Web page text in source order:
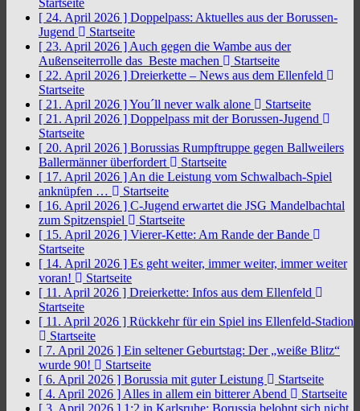
Startseite
[ 24. April 2026 ] Doppelpass: Aktuelles aus der Borussen-
Jugend
Startseite
[ 23. April 2026 ] Auch gegen die Wambe aus der
Außenseiterrolle das Beste machen
Startseite
[ 22. April 2026 ] Dreierkette – News aus dem Ellenfeld
Startseite
[ 21. April 2026 ]You´ll never walk alone
Startseite
[ 21. April 2026 ] Doppelpass mit der Borussen-Jugend
Startseite
[ 20. April 2026 ] Borussias Rumpftruppe gegen Ballweilers
Ballermänner überfordert
Startseite
[ 17. April 2026 ] An die Leistung vom Schwalbach-Spiel
anknüpfen …
Startseite
[ 16. April 2026 ] C-Jugend erwartet die JSG Mandelbachtal
zum Spitzenspiel
Startseite
[ 15. April 2026 ] Vierer-Kette: Am Rande der Bande
Startseite
[ 14. April 2026 ] Es geht weiter, immer weiter, immer weiter
voran!
Startseite
[ 11. April 2026 ] Dreierkette: Infos aus dem Ellenfeld
Startseite
[ 11. April 2026 ] Rückkehr für ein Spiel ins Ellenfeld-Stadion
Startseite
[ 7. April 2026 ] Ein seltener Geburtstag: Der „weiße Blitz“
wurde 90!
Startseite
[ 6. April 2026 ] Borussia mit guter Leistung
Startseite
[ 4. April 2026 ] Alles in allem ein bitterer Abend
Startseite
[ 3. April 2026 ] 1:2 in Karlsruhe: Borussia belohnt sich nicht